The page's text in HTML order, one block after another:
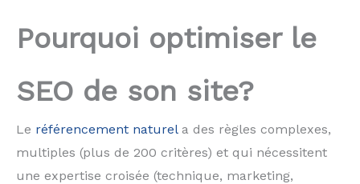
Pourquoi optimiser le
SEO de son site?
Le référencement naturela des règles complexes,
multiples (plus de 200 critères) et qui nécessitent
une expertise croisée (technique, marketing,